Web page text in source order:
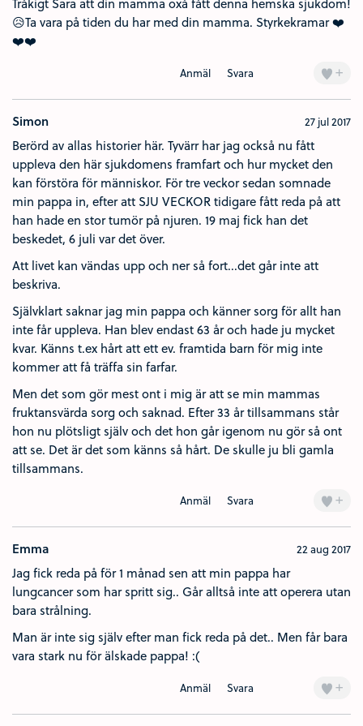
😥Ta vara på tiden du har med din mamma. Styrkekramar ❤️
❤️❤️
Anmäl Svara +
Simon 27 jul 2017
Berörd av allas historier här. Tyvärr har jag också nu fått
uppleva den här sjukdomens framfart och hur mycket den
kan förstöra för människor. För tre veckor sedan somnade
min pappa in, efter att SJU VECKOR tidigare fått reda på att
han hade en stor tumör på njuren. 19 maj fick han det
beskedet, 6 juli var det över.
Att livet kan vändas upp och ner så fort...det går inte att
beskriva.
Självklart saknar jag min pappa och känner sorg för allt han
inte får uppleva. Han blev endast 63 år och hade ju mycket
kvar. Känns t.ex hårt att ett ev. framtida barn för mig inte
kommer att få träffa sin farfar.
Men det som gör mest ont i mig är att se min mammas
fruktansvärda sorg och saknad. Efter 33 år tillsammans står
hon nu plötsligt själv och det hon går igenom nu gör så ont
att se. Det är det som känns så hårt. De skulle ju bli gamla
tillsammans.
Anmäl Svara +
Emma 22 aug 2017
Jag fick reda på för 1 månad sen att min pappa har
lungcancer som har spritt sig.. Går alltså inte att operera utan
bara strålning.
Man är inte sig själv efter man fick reda på det.. Men får bara
vara stark nu för älskade pappa! :(
Anmäl Svara +